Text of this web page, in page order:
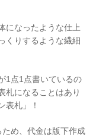
になったような仕上
くりするような繊細
1点1点書いているの
札になることはあり
表札」！
め、代金は版下作成